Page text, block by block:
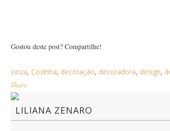
Gostou deste post? Compartilhe!
cinza, Cozinha, decoração, decoradora, design,
Share:
LILIANA ZENARO